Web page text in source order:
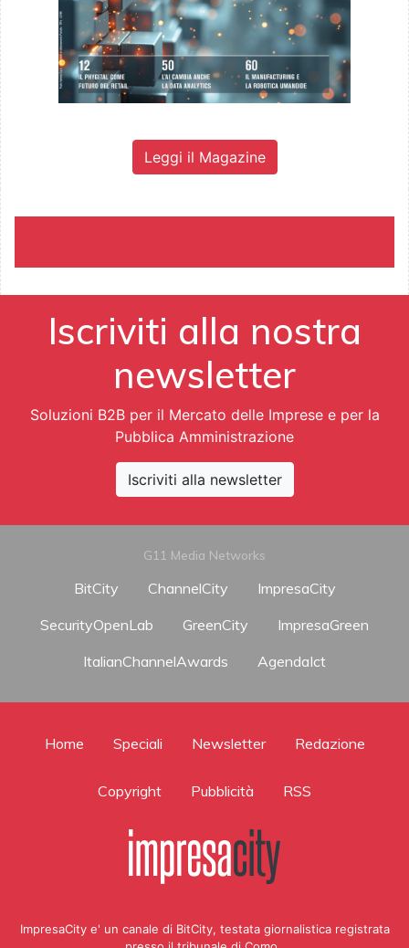
Leggi il Magazine
Iscriviti alla nostra
newsletter
Soluzioni B2B per il Mercato delle Imprese e per la
Pubblica Amministrazione
Iscriviti alla newsletter
G11 Media Networks
BitCity ChannelCity
ImpresaCity
SecurityOpenLab
GreenCity
ImpresaGreen
ItalianChannelAwards
AgendaIct
Home Speciali Newsletter Redazione
Copyright Pubblicità RSS
ImpresaCity e' un canale di BitCity, testata giornalistica registrata